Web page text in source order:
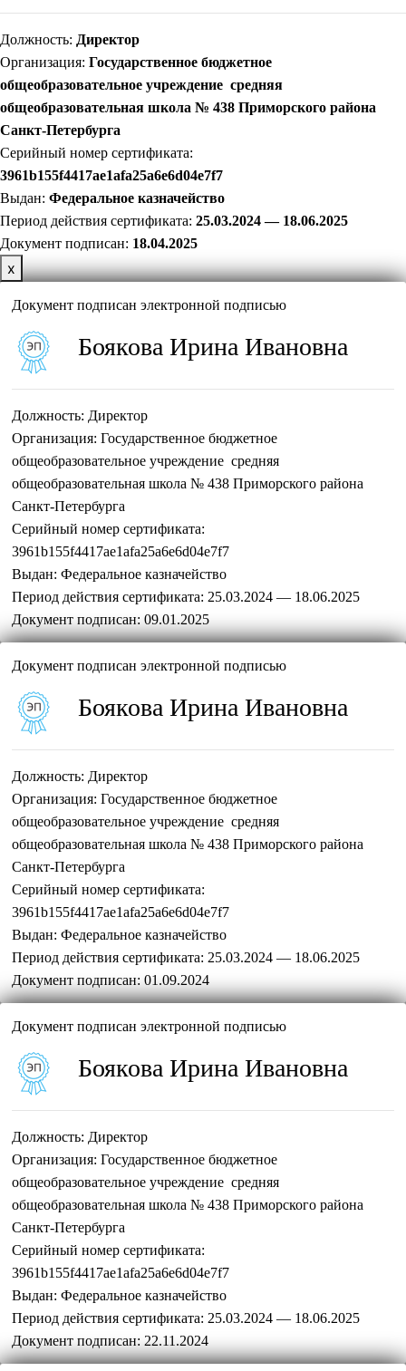
Должность: Директор
Организация: Государственное бюджетное
общеобразовательное учреждение средняя
общеобразовательная школа № 438 Приморского района
Санкт-Петербурга
Серийный номер сертификата:
3961b155f4417ae1afa25a6e6d04e7f7
Выдан: Федеральное казначейство
Период действия сертификата: 25.03.2024 — 18.06.2025
Документ подписан: 18.04.2025
х
Документ подписан электронной подписью
Боякова Ирина Ивановна
Должность: Директор
Организация: Государственное бюджетное
общеобразовательное учреждение средняя
общеобразовательная школа № 438 Приморского района
Санкт-Петербурга
Серийный номер сертификата:
3961b155f4417ae1afa25a6e6d04e7f7
Выдан: Федеральное казначейство
Период действия сертификата: 25.03.2024 — 18.06.2025
Документ подписан: 09.01.2025
Документ подписан электронной подписью
Боякова Ирина Ивановна
Должность: Директор
Организация: Государственное бюджетное
общеобразовательное учреждение средняя
общеобразовательная школа № 438 Приморского района
Санкт-Петербурга
Серийный номер сертификата:
3961b155f4417ae1afa25a6e6d04e7f7
Выдан: Федеральное казначейство
Период действия сертификата: 25.03.2024 — 18.06.2025
Документ подписан: 01.09.2024
Документ подписан электронной подписью
Боякова Ирина Ивановна
Должность: Директор
Организация: Государственное бюджетное
общеобразовательное учреждение средняя
общеобразовательная школа № 438 Приморского района
Санкт-Петербурга
Серийный номер сертификата:
3961b155f4417ae1afa25a6e6d04e7f7
Выдан: Федеральное казначейство
Период действия сертификата: 25.03.2024 — 18.06.2025
Документ подписан: 22.11.2024